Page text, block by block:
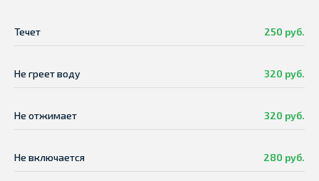
Течет 250 руб.
Не греет воду 320 руб.
Не отжимает 320 руб.
Не включается 280 руб.